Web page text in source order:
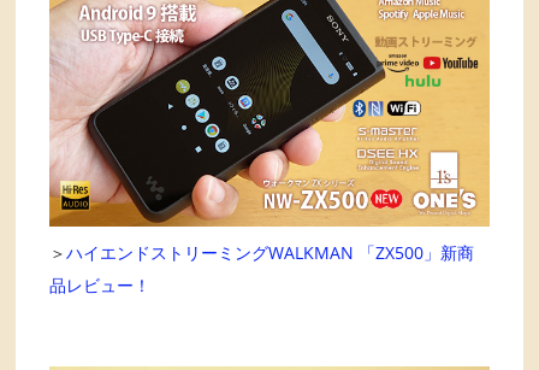
＞ハイエンドストリーミングWALKMAN 「ZX500」新商
品レビュー！